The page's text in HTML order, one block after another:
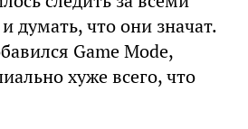
думать, что они значат.
Game Mode,
хуже всего, что